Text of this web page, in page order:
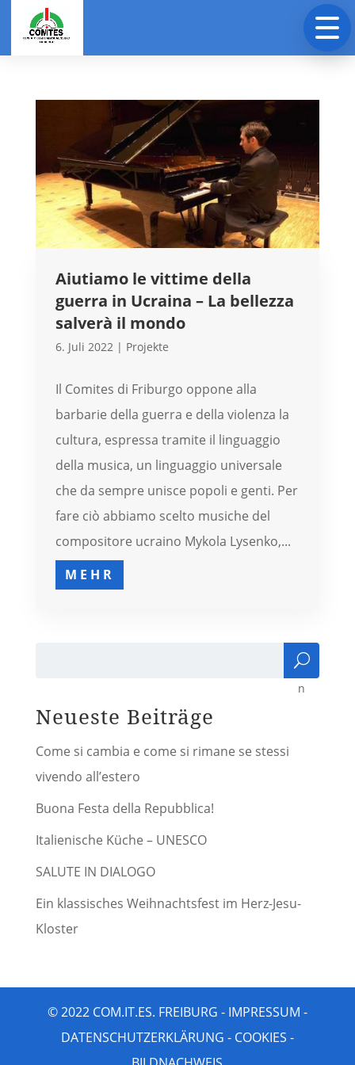
Aiutiamo le vittime della
guerra in Ucraina – La bellezza
salverà il mondo
6. Juli 2022| Projekte
Il Comites di Friburgo oppone alla
barbarie della guerra e della violenza la
cultura, espressa tramite il linguaggio
della musica, un linguaggio universale
che da sempre unisce popoli e genti. Per
fare ciò abbiamo scelto musiche del
compositore ucraino Mykola Lysenko,...
MEHR
Suc
he
n
Neueste Beiträge
Come si cambia e come si rimane se stessi
vivendo all’estero
Buona Festa della Repubblica!
Italienische Küche – UNESCO
SALUTE IN DIALOGO
Ein klassisches Weihnachtsfest im Herz-Jesu-
Kloster
© 2022 COM.IT.ES. FREIBURG - IMPRESSUM -
DATENSCHUTZERKLÄRUNG - COOKIES -